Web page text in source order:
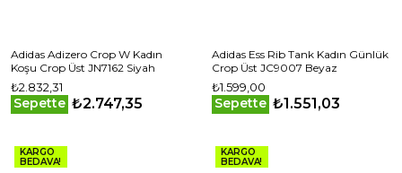
Adidas Adizero Crop W Kadın
Koşu Crop Üst JN7162 Siyah
₺2.832,31
Sepette ₺2.747,35
Adidas Ess Rib Tank Kadın Günlük
Crop Üst JC9007 Beyaz
₺1.599,00
Sepette ₺1.551,03
KARGO
BEDAVA!
KARGO
BEDAVA!